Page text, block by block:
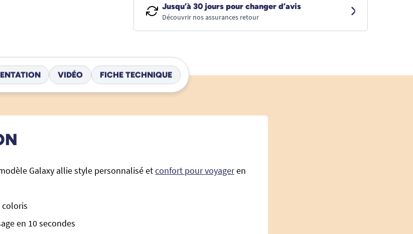
Jusqu’à 30 jours pour changer d’avis
Découvrir nos assurances retour
VIDÉO FICHE TECHNIQUE
Galaxy allie style personnalisé etconfort pour voyageren
coloris
en 10 secondes